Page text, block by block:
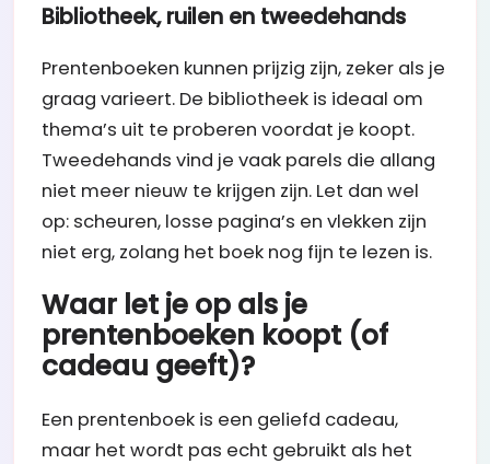
Bibliotheek, ruilen en tweedehands
Prentenboeken kunnen prijzig zijn, zeker als je
graag varieert. De bibliotheek is ideaal om
thema’s uit te proberen voordat je koopt.
Tweedehands vind je vaak parels die allang
niet meer nieuw te krijgen zijn. Let dan wel
op: scheuren, losse pagina’s en vlekken zijn
niet erg, zolang het boek nog fijn te lezen is.
Waar let je op als je
prentenboeken koopt (of
cadeau geeft)?
Een prentenboek is een geliefd cadeau,
maar het wordt pas echt gebruikt als het